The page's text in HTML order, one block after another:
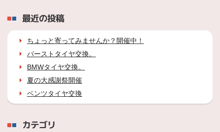
最近の投稿
ちょっと寄ってみませんか？開催中！
バーストタイヤ交換。
BMWタイヤ交換。
夏の大感謝祭開催
ベンツタイヤ交換
カテゴリ